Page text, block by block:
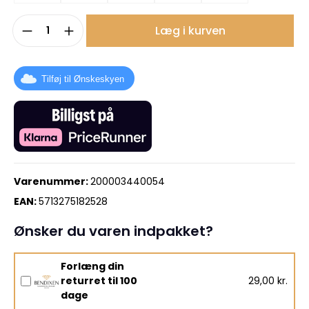
Produktmængde: Indtast det
Læg i kurven
Tilføj til Ønskeskyen
Varenummer:200003440054
EAN:5713275182528
Ønsker du varen indpakket?
Forlæng din
returret til 100
dage
29,00 kr.